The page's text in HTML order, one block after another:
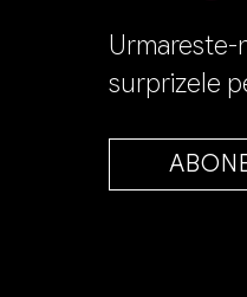
Urmareste-
surprizele